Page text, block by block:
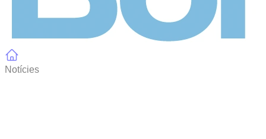
Notícies